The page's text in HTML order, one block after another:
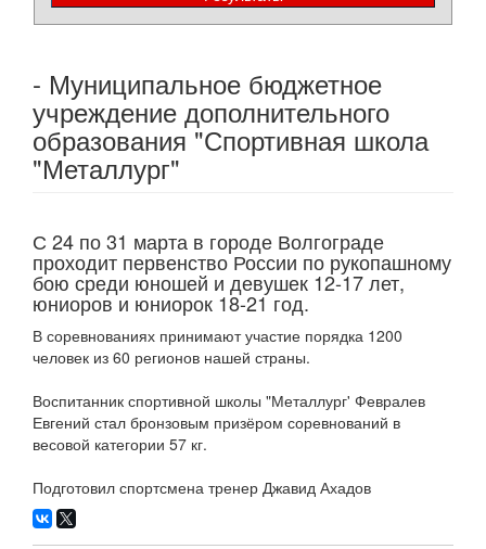
- Муниципальное бюджетное
учреждение дополнительного
образования "Спортивная школа
"Металлург"
С 24 по 31 марта в городе Волгограде
проходит первенство России по рукопашному
бою среди юношей и девушек 12-17 лет,
юниоров и юниорок 18-21 год.
В соревнованиях принимают участие порядка 1200
человек из 60 регионов нашей страны.
Воспитанник спортивной школы "Металлург' Февралев
Евгений стал бронзовым призёром соревнований в
весовой категории 57 кг.
Подготовил спортсмена тренер Джавид Ахадов